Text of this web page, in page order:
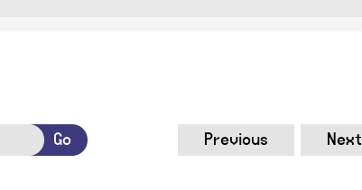
Go Previous Next